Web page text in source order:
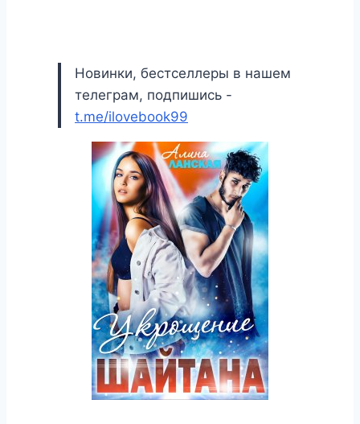
Новинки, бестселлеры в нашем
телеграм, подпишись -
t.me/ilovebook99